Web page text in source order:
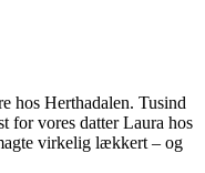
hos Herthadalen. Tusind
for vores datter Laura hos
virkelig lækkert – og